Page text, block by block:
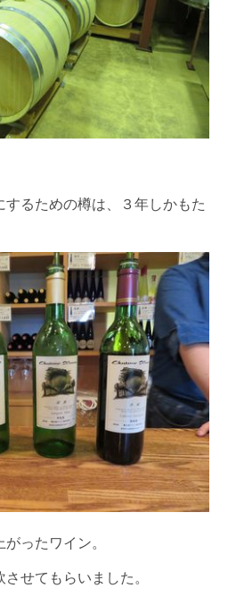
るための樽は、３年しかもた
ったワイン。
せてもらいました。